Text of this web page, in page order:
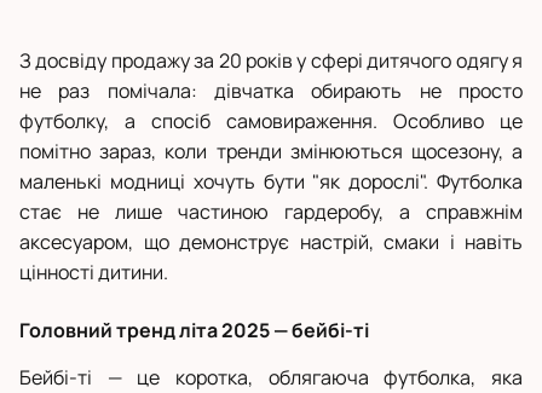
З досвіду продажу за 20 років у сфері дитячого одягу я
не раз помічала: дівчатка обирають не просто
футболку, а спосіб самовираження. Особливо це
помітно зараз, коли тренди змінюються щосезону, а
маленькі модниці хочуть бути "як дорослі". Футболка
стає не лише частиною гардеробу, а справжнім
аксесуаром, що демонструє настрій, смаки і навіть
цінності дитини.
Головний тренд літа 2025 — бейбі-ті
Бейбі-ті — це коротка, облягаюча футболка, яка